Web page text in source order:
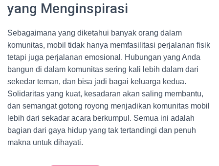
yang Menginspirasi
Sebagaimana yang diketahui banyak orang dalam
komunitas, mobil tidak hanya memfasilitasi perjalanan fisik
tetapi juga perjalanan emosional. Hubungan yang Anda
bangun di dalam komunitas sering kali lebih dalam dari
sekedar teman, dan bisa jadi bagai keluarga kedua.
Solidaritas yang kuat, kesadaran akan saling membantu,
dan semangat gotong royong menjadikan komunitas mobil
lebih dari sekadar acara berkumpul. Semua ini adalah
bagian dari gaya hidup yang tak tertandingi dan penuh
makna untuk dihayati.